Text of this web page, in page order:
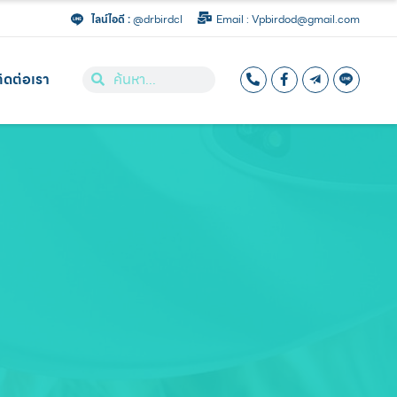
ไลน์ไอดี :@drbirdcl Email : Vpbirdod@gmail.com
ต่อเรา